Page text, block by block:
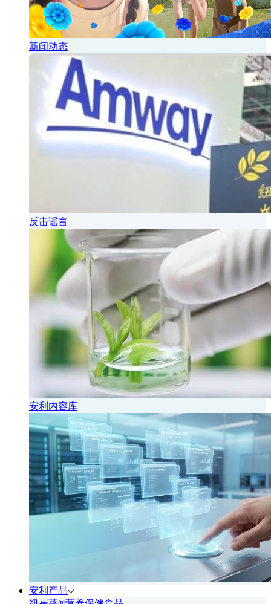
新闻动态
反击谣言
安利内容库
安利产品